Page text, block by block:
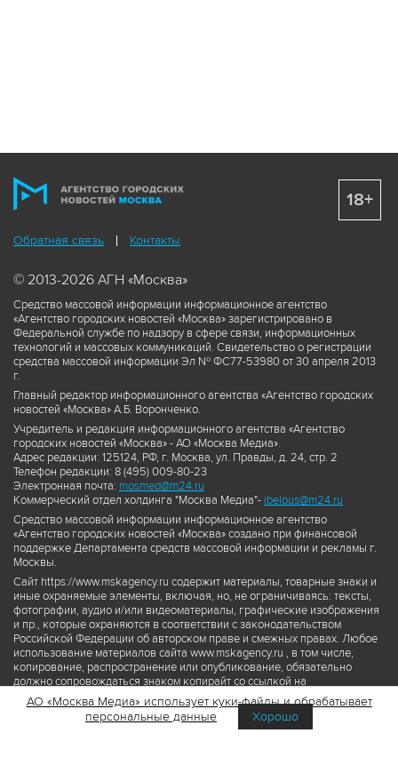
Обратная связь Контакты
© 2013-2026 АГН «Москва»
Средство массовой информации информационное агентство
«Агентство городских новостей «Москва» зарегистрировано в
Федеральной службе по надзору в сфере связи, информационных
технологий и массовых коммуникаций. Свидетельство о регистрации
средства массовой информации Эл № ФС77-53980 от 30 апреля 2013
г.
Главный редактор информационного агентства «Агентство городских
новостей «Москва» А.Б. Воронченко.
Учредитель и редакция информационного агентства «Агентство
городских новостей «Москва» - АО «Москва Медиа».
Адрес редакции: 125124, РФ, г. Москва, ул. Правды, д. 24, стр. 2
Телефон редакции: 8 (495) 009-80-23
Электронная почта: mosmed@m24.ru
Коммерческий отдел холдинга "Москва Медиа"- ibelous@m24.ru
Средство массовой информации информационное агентство
«Агентство городских новостей «Москва» создано при финансовой
поддержке Департамента средств массовой информации и рекламы г.
Москвы.
Сайт https://www.mskagency.ru содержит материалы, товарные знаки и
иные охраняемые элементы, включая, но, не ограничиваясь: тексты,
фотографии, аудио и/или видеоматериалы, графические изображения
и пр., которые охраняются в соответствии с законодательством
Российской Федерации об авторском праве и смежных правах. Любое
использование материалов сайта www.mskagency.ru , в том числе,
копирование, распространение или опубликование, обязательно
должно сопровождаться знаком копирайт со ссылкой на
правообладателя © АО «Москва Медиа», а также гиперссылкой на сайт
www.mskagency.ru как на первоисточник информации. Переработка
материалов сайта www.mskagency.ru не допускается.
18+
АО «Москва Медиа» использует куки-файлы и обрабатывает
персональные данные
Хорошо